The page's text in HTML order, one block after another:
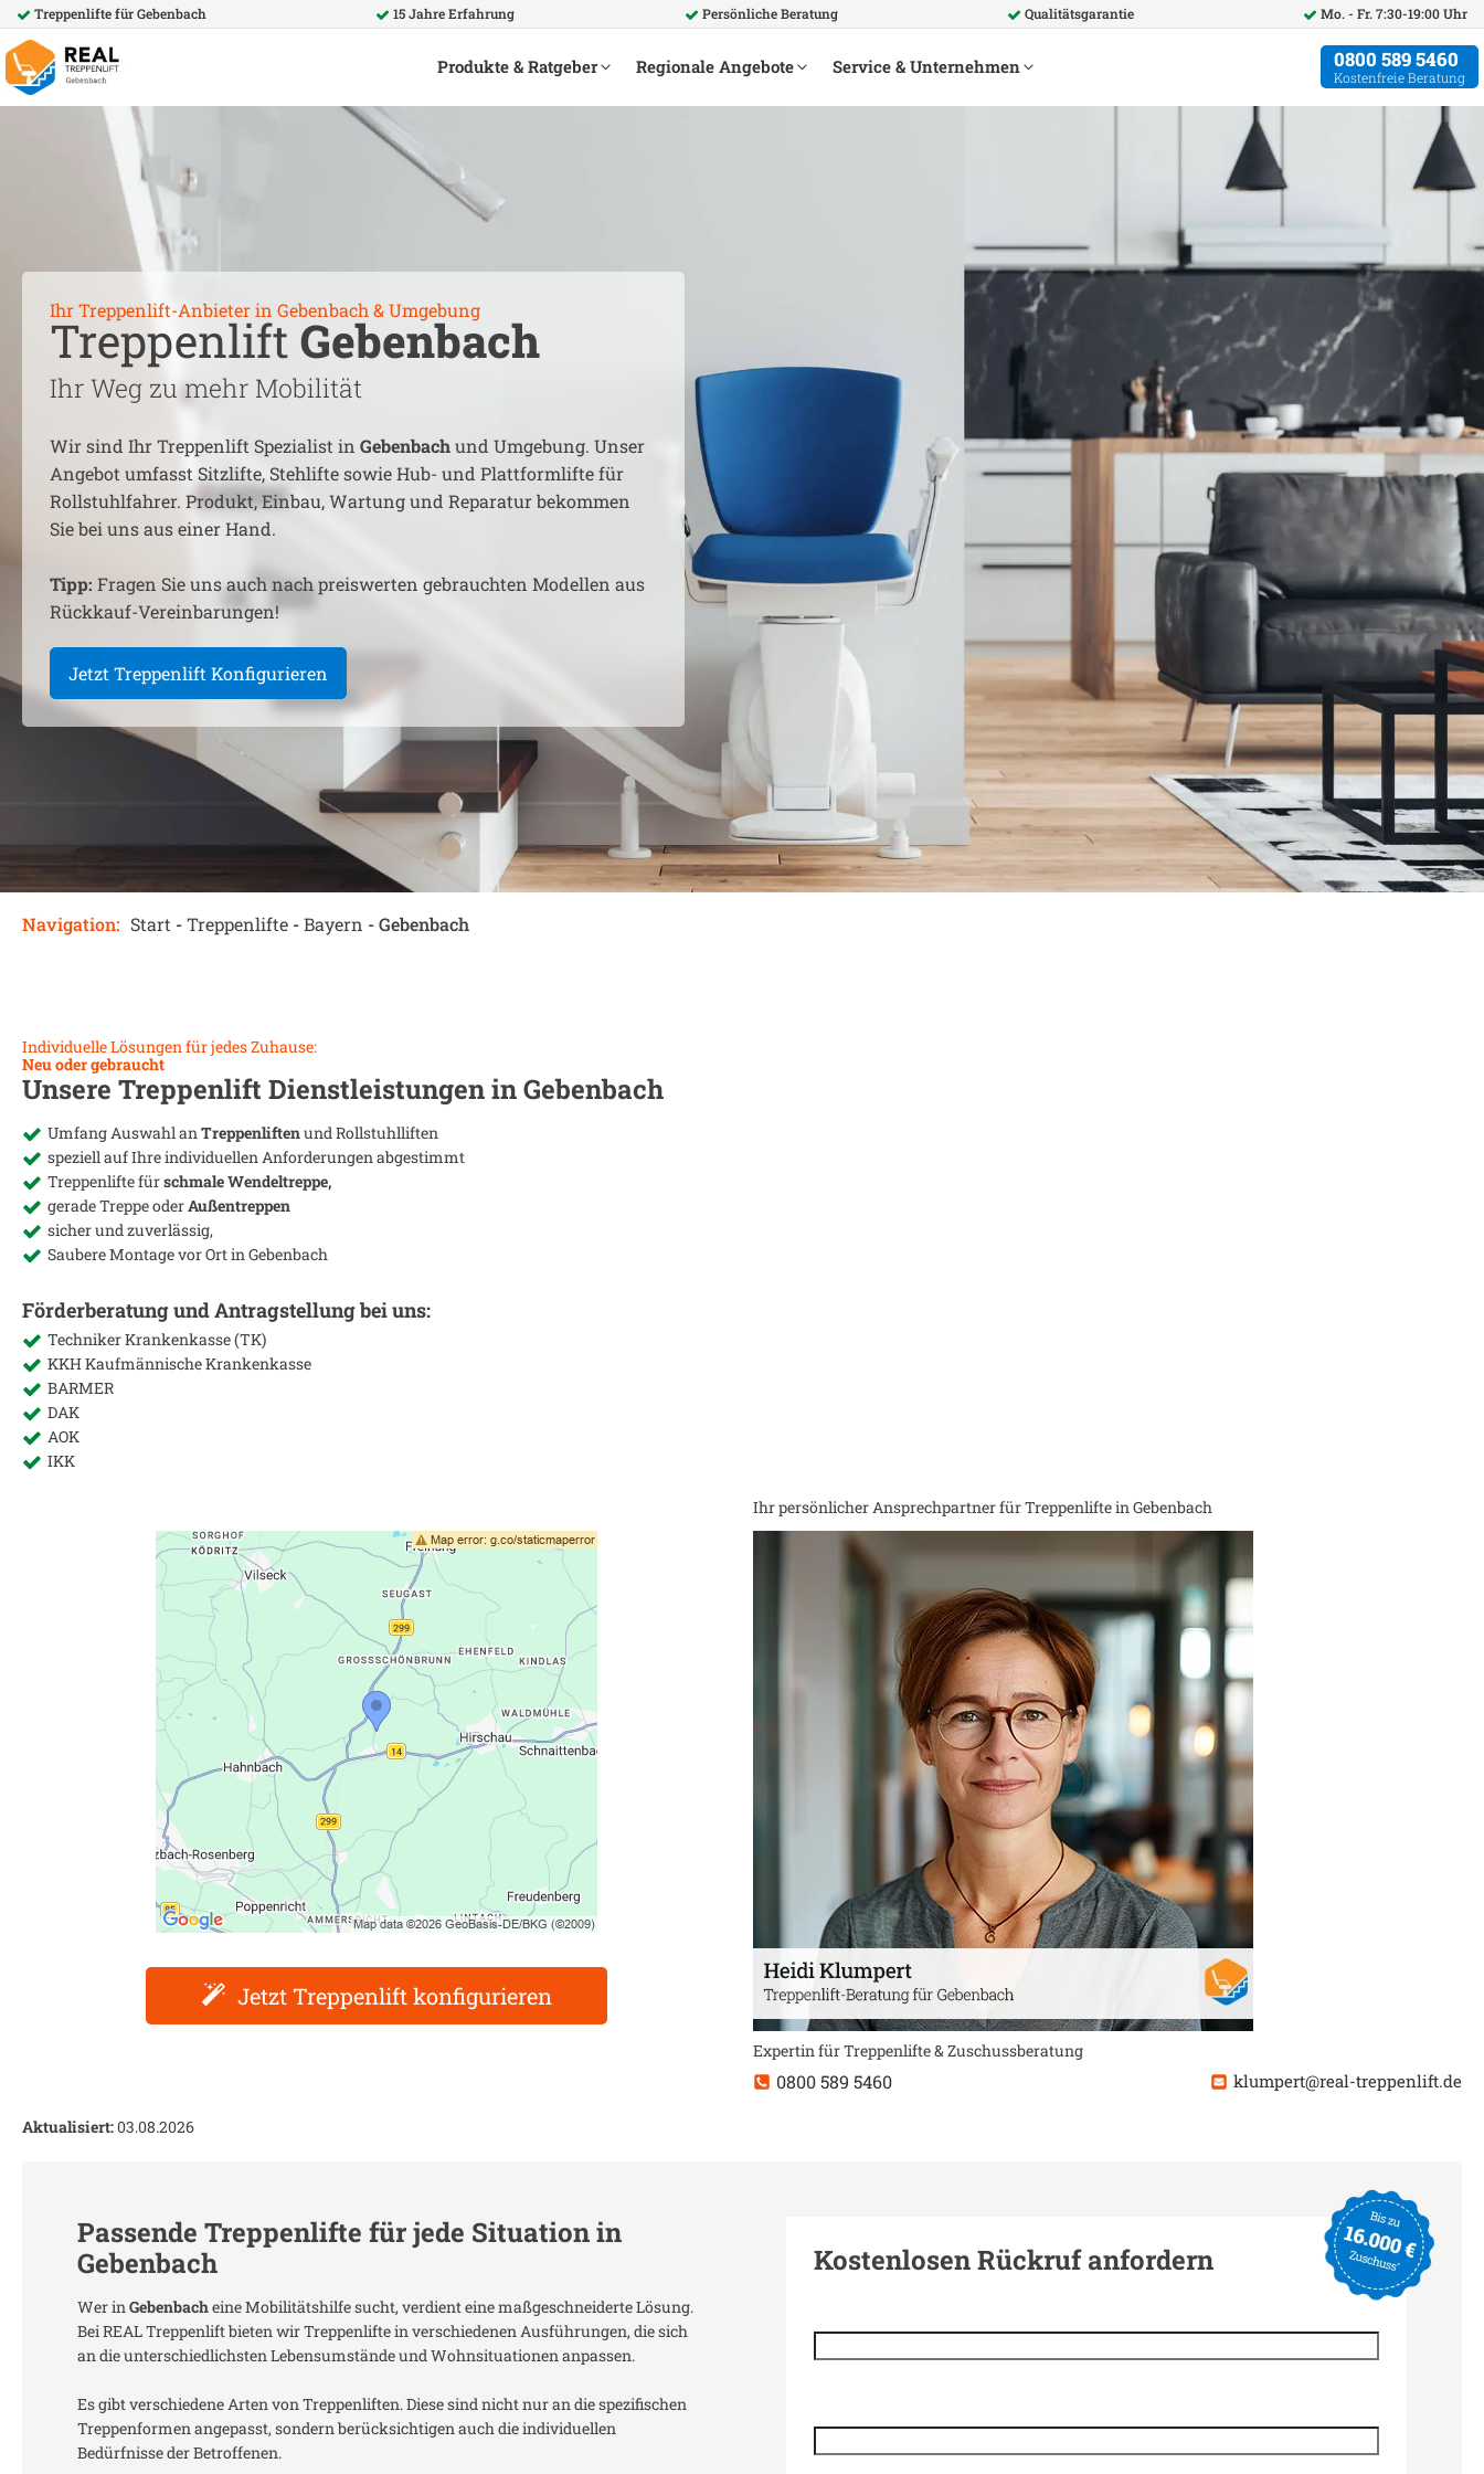
Treppenlifte fürGebenbach 15 Jahre Erfahrung Persönliche Beratung Qualitätsgarantie Mo. - Fr. 7:30-19:00 Uhr
Produkte & Ratgeber Regionale Angebote Service & Unternehmen 0800 589 5460
Kostenfreie Beratung
Ihr Treppenlift-Anbieter in Gebenbach & Umgebung
Treppenlift Gebenbach
Ihr Weg zu mehr Mobilität
Wir sind Ihr Treppenlift Spezialist in Gebenbachund Umgebung. Unser
Angebot umfasst Sitzlifte, Stehlifte sowie Hub- und Plattformlifte für
Rollstuhlfahrer. Produkt, Einbau, Wartung und Reparatur bekommen
Sie bei uns aus einer Hand.
Tipp: Fragen Sie uns auch nach preiswerten gebrauchten Modellen aus
Rückkauf-Vereinbarungen!
Jetzt Treppenlift Konfigurieren
Navigation: Start -Treppenlifte -Bayern -Gebenbach
Individuelle Lösungen für jedes Zuhause:
Neu oder gebraucht
Unsere Treppenlift Dienstleistungen inGebenbach
Umfang Auswahl an Treppenliftenund Rollstuhlliften
speziell auf Ihre individuellen Anforderungen abgestimmt
Treppenlifte fürschmale Wendeltreppe,
gerade Treppe oderAußentreppen
sicher und zuverlässig,
Saubere Montage vor Ort in Gebenbach
Förderberatung und Antragstellung bei uns:
Techniker Krankenkasse (TK)
KKH Kaufmännische Krankenkasse
BARMER
DAK
AOK
IKK
Jetzt Treppenlift konfigurieren
Ihr persönlicher Ansprechpartner für Treppenlifte in Gebenbach
Expertin für Treppenlifte & Zuschussberatung
0800 589 5460 klumpert@real-treppenlift.de
Aktualisiert:03.08.2026
Passende Treppenlifte für jede Situation in
Gebenbach
Wer in Gebenbacheine Mobilitätshilfe sucht, verdient eine maßgeschneiderte Lösung.
Bei REAL Treppenlift bieten wir Treppenlifte in verschiedenen Ausführungen, die sich
an die unterschiedlichsten Lebensumstände und Wohnsituationen anpassen.
Es gibt verschiedene Arten von Treppenliften. Diese sind nicht nur an die spezifischen
Treppenformen angepasst, sondern berücksichtigen auch die individuellen
Bedürfnisse der Betroffenen.
Kostenlosen Rückruf anfordern